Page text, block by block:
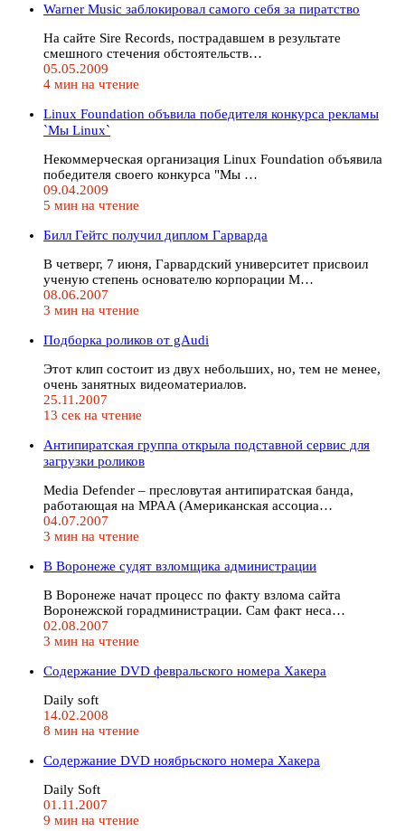
Warner Music заблокировал самого себя за пиратство
На сайте Sire Records, пострадавшем в результате
смешного стечения обстоятельств…
05.05.2009
4 мин на чтение
Linux Foundation объвила победителя конкурса рекламы
`Мы Linux`
Некоммерческая организация Linux Foundation объявила
победителя своего конкурса "Мы …
09.04.2009
5 мин на чтение
Билл Гейтс получил диплом Гарварда
В четверг, 7 июня, Гарвардский университет присвоил
ученую степень основателю корпорации M…
08.06.2007
3 мин на чтение
Подборка роликов от gAudi
Этот клип состоит из двух небольших, но, тем не менее,
очень занятных видеоматериалов.
25.11.2007
13 сек на чтение
Антипиратская группа открыла подставной сервис для
загрузки роликов
Media Defender – пресловутая антипиратская банда,
работающая на MPAA (Американская ассоциа…
04.07.2007
3 мин на чтение
В Воронеже судят взломщика администрации
В Воронеже начат процесс по факту взлома сайта
Воронежской горадминистрации. Сам факт неса…
02.08.2007
3 мин на чтение
Содержание DVD февральского номера Хакера
Daily soft
14.02.2008
8 мин на чтение
Содержание DVD ноябрьского номера Хакера
Daily Soft
01.11.2007
9 мин на чтение